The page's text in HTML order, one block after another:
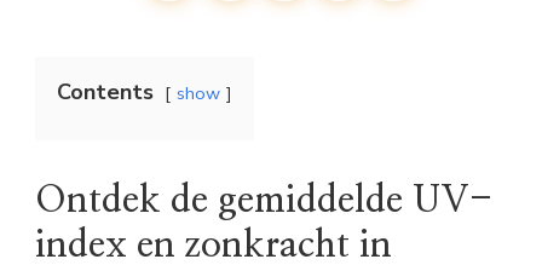
Contents show
Ontdek de gemiddelde UV-
index en zonkracht in